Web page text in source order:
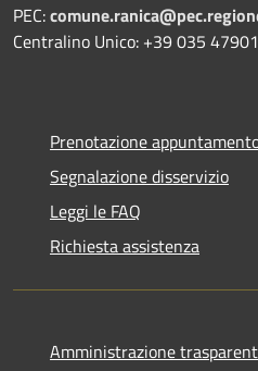
PEC:
Centralino Unico: +39 035
Prenotazione
Segnalazione disservizio
Leggi le FAQ
Richiesta assistenza
Amministrazione